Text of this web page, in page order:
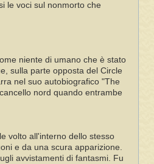
le voci sul nonmorto che
niente di umano che è stato
sulla parte opposta del Circle
nel suo autobiografico "The
nord quando entrambe
volto all'interno dello stesso
e da una scura apparizione.
avvistamenti di fantasmi. Fu